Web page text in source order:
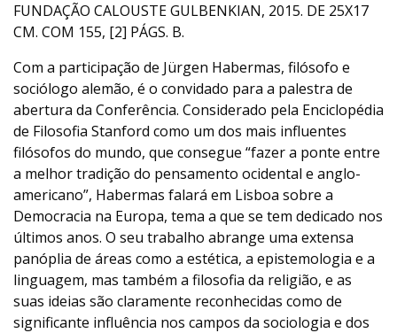
FUNDAÇÃO CALOUSTE GULBENKIAN, 2015. DE 25X17
CM. COM 155, [2] PÁGS. B.
Com a participação de Jürgen Habermas, filósofo e
sociólogo alemão, é o convidado para a palestra de
abertura da Conferência. Considerado pela Enciclopédia
de Filosofia Stanford como um dos mais influentes
filósofos do mundo, que consegue “fazer a ponte entre
a melhor tradição do pensamento ocidental e anglo-
americano”, Habermas falará em Lisboa sobre a
Democracia na Europa, tema a que se tem dedicado nos
últimos anos. O seu trabalho abrange uma extensa
panóplia de áreas como a estética, a epistemologia e a
linguagem, mas também a filosofia da religião, e as
suas ideias são claramente reconhecidas como de
significante influência nos campos da sociologia e dos